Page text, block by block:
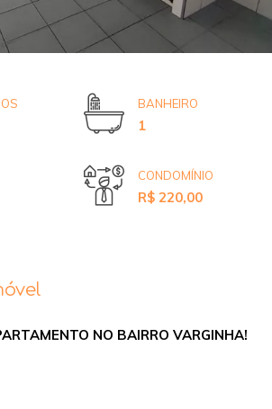
BANHEIRO
1
CONDOMÍNIO
R$ 220,00
NO BAIRRO VARGINHA!